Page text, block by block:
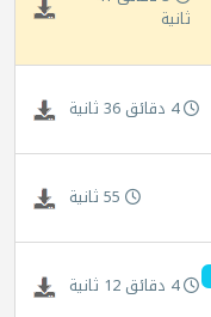
ثانية
4 دقائق 36 ثانية
55 ثانية
4 دقائق 12 ثانية